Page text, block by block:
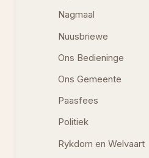
Nagmaal
Nuusbriewe
Ons Bedieninge
Ons Gemeente
Paasfees
Politiek
Rykdom en Welvaart